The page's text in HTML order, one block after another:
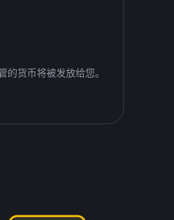
货币将被发放给您。